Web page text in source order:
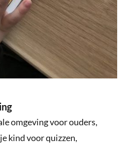
omgeving voor ouders,
kind voor quizzen,